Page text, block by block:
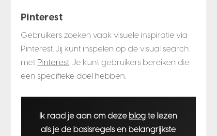
Pinterest
Gebruikers zoeken vaak visuele inspiratie via
Pinterest. Jij kunt inspelen op de visual search
met Pinterest. Je kunt gebruikers bereiken die
een specifieke doel hebben.
Ik raad je aan om deze blog te lezen
als je de basisregels en belangrijkste